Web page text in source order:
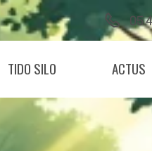
05
TIDO SILO ACTUS